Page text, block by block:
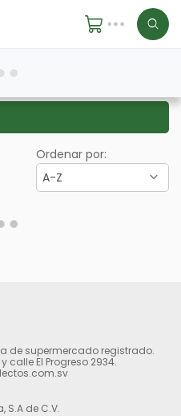
Ordenar por:
A-Z
de supermercado registrado.
calle El Progreso 2934.
S.A de C.V.